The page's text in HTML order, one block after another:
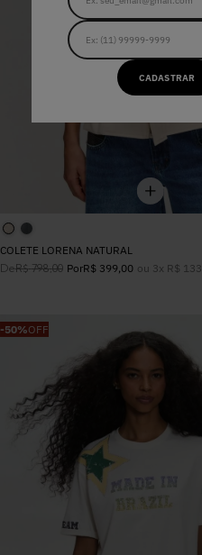
CADASTRAR
COLETE LORENA NATURAL
DeR$ 798,00 PorR$ 399,00 ou 3x R$ 133
-50%OFF